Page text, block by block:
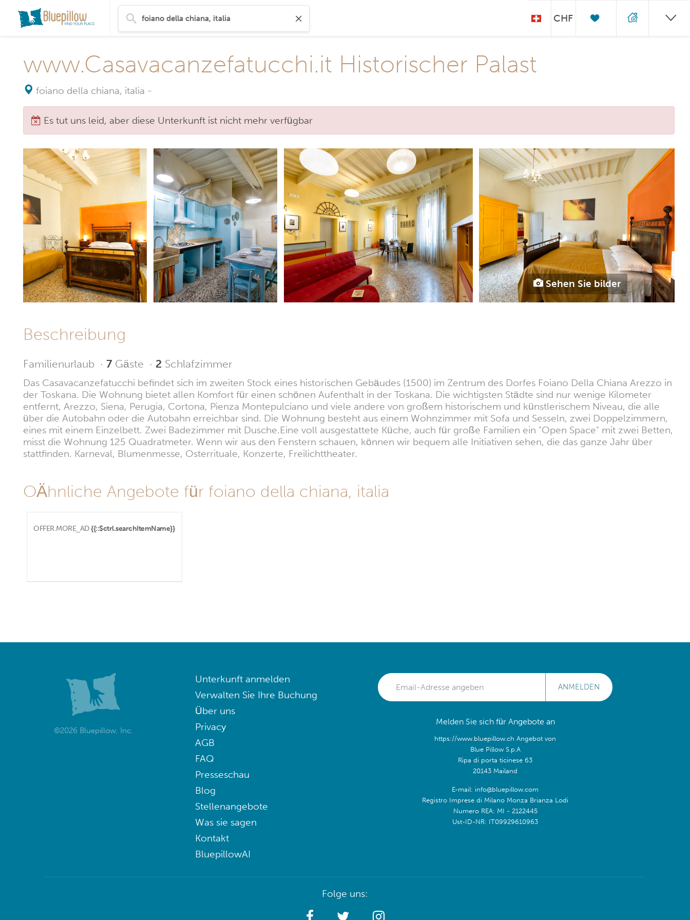
CHF
www.Casavacanzefatucchi.it Historischer Palast
foiano della chiana, italia -
Es tut uns leid, aber diese Unterkunft ist nicht mehr verfügbar
Sehen Sie bilder
Beschreibung
Familienurlaub · 7 Gäste · 2 Schlafzimmer
Das Casavacanzefatucchi befindet sich im zweiten Stock eines historischen Gebäudes (1500) im Zentrum des Dorfes Foiano Della Chiana Arezzo in
der Toskana. Die Wohnung bietet allen Komfort für einen schönen Aufenthalt in der Toskana. Die wichtigsten Städte sind nur wenige Kilometer
entfernt, Arezzo, Siena, Perugia, Cortona, Pienza Montepulciano und viele andere von großem historischem und künstlerischem Niveau, die alle
über die Autobahn oder die Autobahn erreichbar sind. Die Wohnung besteht aus einem Wohnzimmer mit Sofa und Sesseln, zwei Doppelzimmern,
eines mit einem Einzelbett. Zwei Badezimmer mit Dusche.Eine voll ausgestattete Küche, auch für große Familien ein "Open Space" mit zwei Betten,
misst die Wohnung 125 Quadratmeter. Wenn wir aus den Fenstern schauen, können wir bequem alle Initiativen sehen, die das ganze Jahr über
stattfinden. Karneval, Blumenmesse, Osterrituale, Konzerte, Freilichttheater.
OÄhnliche Angebote für foiano della chiana, italia
OFFER.MORE_AD {{::$ctrl.searchItemName}}
©2026 Bluepillow, Inc.
Unterkunft anmelden
Verwalten Sie Ihre Buchung
Über uns
Privacy
AGB
FAQ
Presseschau
Blog
Stellenangebote
Was sie sagen
Kontakt
BluepillowAI
ANMELDEN
Melden Sie sich für Angebote an
https://www.bluepillow.ch Angebot von
Blue Pillow S.p.A
Ripa di porta ticinese 63
20143 Mailand
E-mail: info@bluepillow.com
Registro Imprese di Milano Monza Brianza Lodi
Numero REA: MI - 2122445
Ust-ID-NR: IT09929610963
Folge uns: